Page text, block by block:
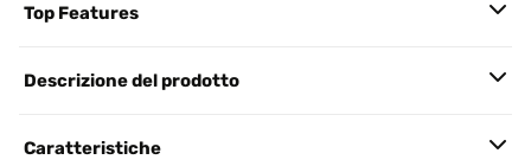
Top Features
Descrizione del prodotto
Caratteristiche